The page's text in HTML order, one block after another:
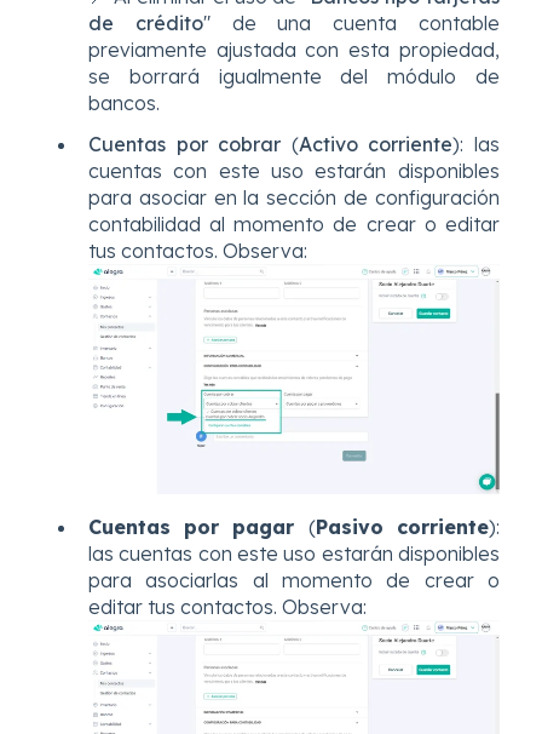
de crédito" de una cuenta contable
previamente ajustada con esta propiedad,
se borrará igualmente del módulo de
bancos.
Cuentas por cobrar (Activo corriente): las
cuentas con este uso estarán disponibles
para asociar en la sección de configuración
contabilidad al momento de crear o editar
tus contactos. Observa:
Cuentas por pagar (Pasivo corriente):
las cuentas con este uso estarán disponibles
para asociarlas al momento de crear o
editar tus contactos. Observa: